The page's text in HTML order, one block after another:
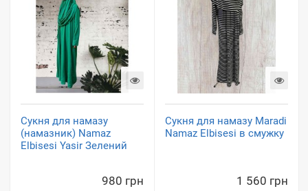
Сукня для намазу
(намазник) Namaz
Elbisesi Yasir Зелений
980 грн
Сукня для намазу Maradi
Namaz Elbisesi в смужку
1 560 грн